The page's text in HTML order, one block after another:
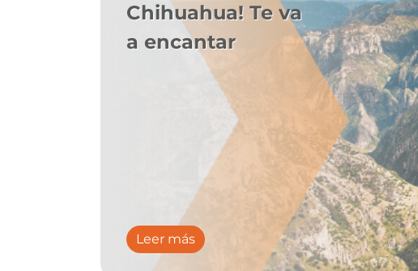
Chihuahua! Te va
a encantar
Leer más